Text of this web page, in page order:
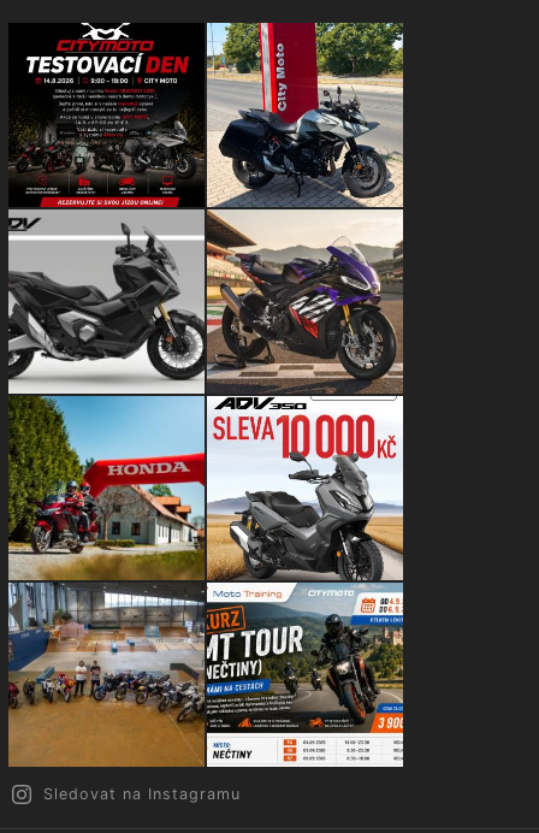
Sledovat na Instagramu